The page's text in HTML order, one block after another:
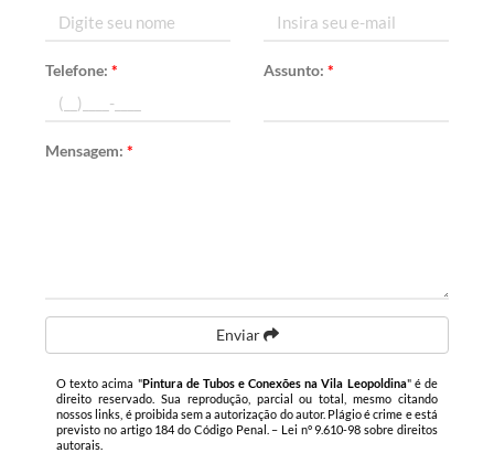
Telefone:* Assunto: *
Mensagem:*
Enviar
O texto acima "Pintura de Tubos e Conexões na Vila Leopoldina" é de
direito reservado. Sua reprodução, parcial ou total, mesmo citando
nossos links, é proibida sem a autorização do autor. Plágio é crime e está
previsto no artigo 184 do Código Penal. – Lei n° 9.610-98 sobre direitos
autorais